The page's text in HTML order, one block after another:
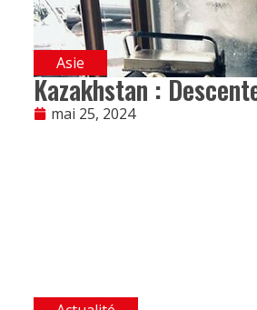
Asie
Kazakhstan :
mai 25, 2024